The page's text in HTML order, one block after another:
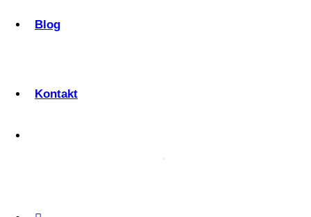
Blog
Kontakt